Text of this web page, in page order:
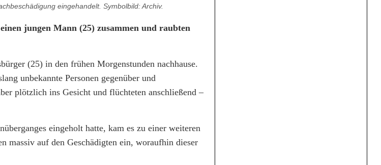
eingehandelt. Symbolbild: Archiv.
jungen Mann (25) zusammen und raubten
(25) in den frühen Morgenstunden nachhause.
unbekannte Personen gegenüber und
plötzlich ins Gesicht und flüchteten anschließend –
eingeholt hatte, kam es zu einer weiteren
massiv auf den Geschädigten ein, woraufhin dieser